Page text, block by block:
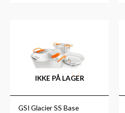
IKKE PÅ LAGER
GSI Glacier SS Base